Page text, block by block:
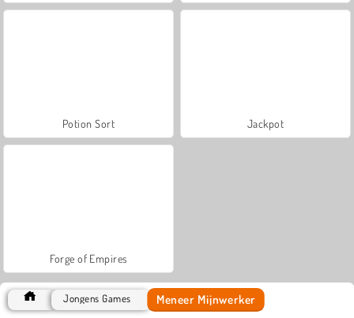
Potion Sort Jackpot
Forge of Empires
Jongens Games Meneer Mijnwerker